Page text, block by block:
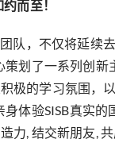
而至！
队，不仅将延续
策划了一系列创新
极的学习氛围，
体验SISB真实的
力, 结交新朋友,